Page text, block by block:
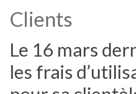
Clients
Le 16 mars
les frais